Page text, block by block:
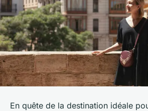
En quête de la destination idéale